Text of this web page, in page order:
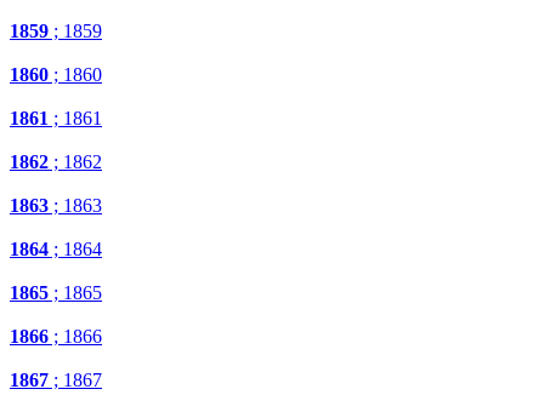
1859 ; 1859
1860 ; 1860
1861 ; 1861
1862 ; 1862
1863 ; 1863
1864 ; 1864
1865 ; 1865
1866 ; 1866
1867 ; 1867